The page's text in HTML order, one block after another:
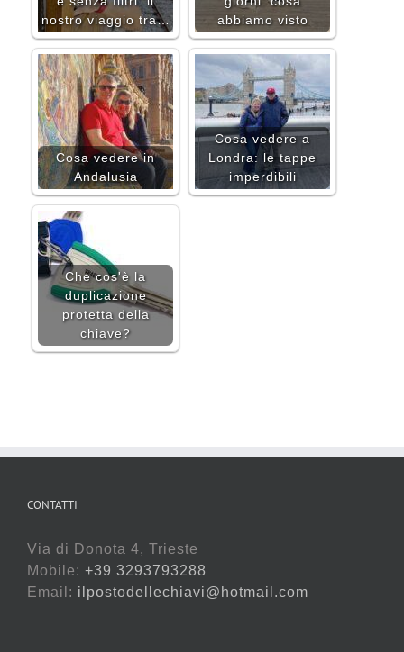
nostro viaggio tra…
abbiamo visto
Cosa vedere in
Andalusia
Cosa vedere a
Londra: le tappe
imperdibili
Che cos'è la
duplicazione
protetta della
chiave?
CONTATTI
Via di Donota 4, Trieste
Mobile: +39 3293793288
Email: ilpostodellechiavi@hotmail.com